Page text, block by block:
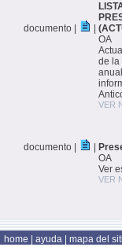
documento |
OA
de la
VER
documento |
OA
Ver
VER
home ayuda mapa del